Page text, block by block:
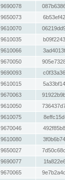
9690078
9650073
9610070
9610035
9610066
9670050
9690093
9610015
9670063
9610050
9610075
9670046
9610080
9650027
9690077
9670065